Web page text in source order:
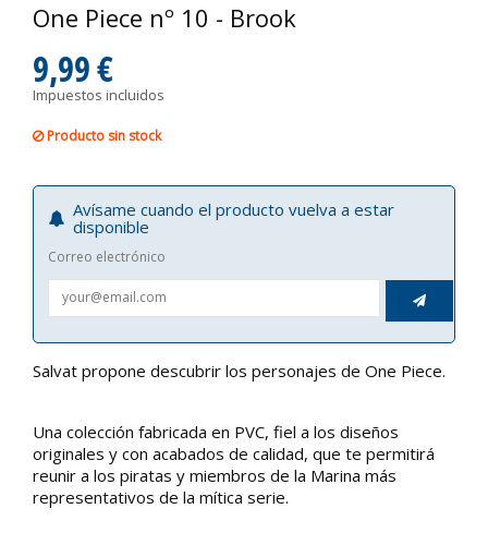
One Piece nº 10 - Brook
9,99 €
Impuestos incluidos
Producto sin stock
Avísame cuando el producto vuelva a estar
disponible
Correo electrónico

Salvat propone descubrir los personajes de One Piece.
Una colección fabricada en PVC, fiel a los diseños
originales y con acabados de calidad, que te permitirá
reunir a los piratas y miembros de la Marina más
representativos de la mítica serie.